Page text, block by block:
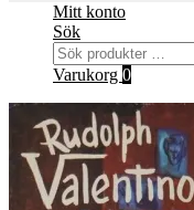
Mitt konto
Sök
Sök
efter:
Varukorg 0